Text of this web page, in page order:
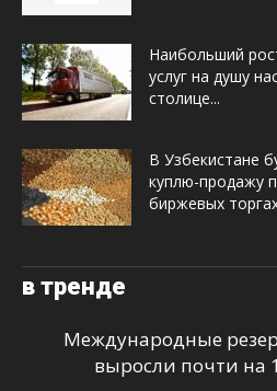
Наибольший
услуг на душу
столице...
В Узбекистане
куплю-продажу
биржевых
в тренде
Международные
выросли почти на